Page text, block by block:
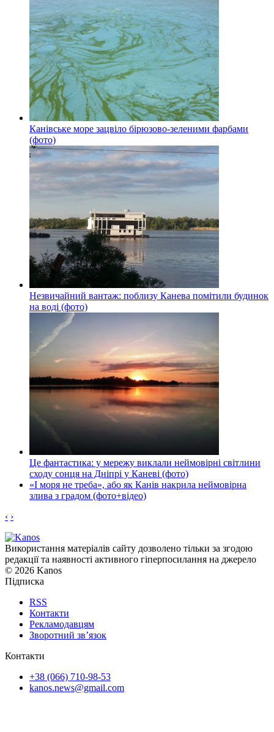
Канівське море зацвіло бірюзово-зеленими фарбами
(фото)
Незвичайний вантаж: поблизу Канева помітили будинок
на воді (фото)
Це фантастика: у мережу виклали неймовірні світлини
сходу сонця на Дніпрі у Каневі (фото)
«І моря не треба», або як Канів накрила неймовірна
злива з градом (фото+відео)
‹ ›
Використання матеріалів сайту дозволено тільки за згодою
редакції та наявності активного гіперпосилання на джерело
© 2026 Kanos
Підписка
RSS
Контакти
Рекламодавцям
Зворотний зв’язок
Контакти
+38 (066) 710-98-53
kanos.news@gmail.com